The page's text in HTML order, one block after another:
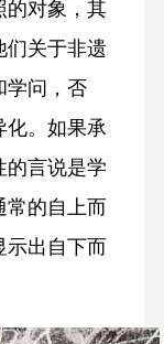
的对象，其
们关于非遗
学问，否
化。如果承
的言说是学
常的自上而
示出自下而